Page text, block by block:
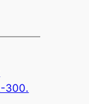
300.